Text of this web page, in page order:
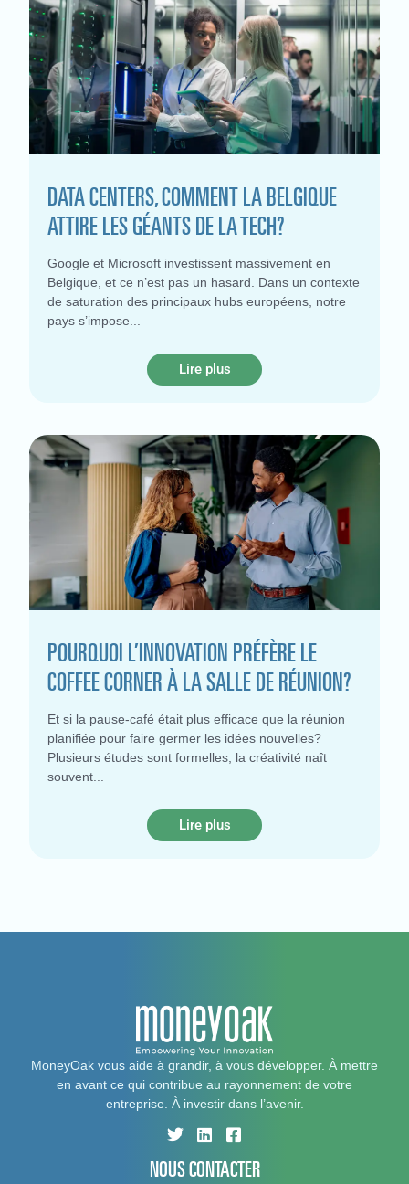
DATA CENTERS, COMMENT LA BELGIQUE
ATTIRE LES GÉANTS DE LA TECH?
Google et Microsoft investissent massivement en
Belgique, et ce n’est pas un hasard. Dans un contexte
de saturation des principaux hubs européens, notre
pays s’impose
Lire plus
POURQUOI L’INNOVATION PRÉFÈRE LE
COFFEE CORNER À LA SALLE DE RÉUNION?
Et si la pause-café était plus efficace que la réunion
planifiée pour faire germer les idées nouvelles?
Plusieurs études sont formelles, la créativité naît
souvent
Lire plus
MoneyOak vous aide à grandir, à vous développer. À mettre
en avant ce qui contribue au rayonnement de votre
entreprise. À investir dans l’avenir.
NOUS CONTACTER